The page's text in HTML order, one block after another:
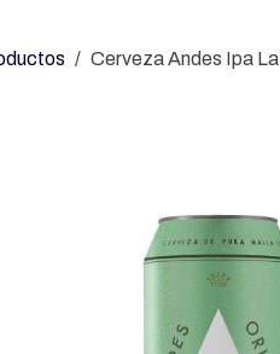
Cerveza Andes Ipa